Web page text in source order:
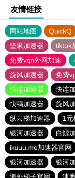
友情链接
网站地图 QuickQ
坚果加速器
tiktok
免费vqn外网加速
旋风加速器
免费
快连加速器
快连
快鸭加速器
旋风
纵云梯加速器
1元
银河加速器
白鲸
ikuuu.me加速器官网
银河加速器
银河